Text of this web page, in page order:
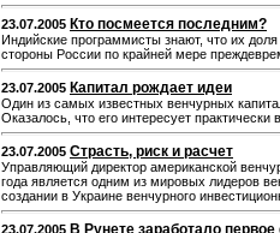
23.07.2005 Кто посмеется последним?
Индийские программисты знают, что их
стороны России по крайней мере
23.07.2005 Капитал рождает идеи
Один из самых известных венчурных
Оказалось, что его интересует практически
23.07.2005 Страсть, риск и расчет
Управляющий директор американской
года является одним из мировых лидеров
создании в Украине венчурного
23.07.2005 В Рунете заработало